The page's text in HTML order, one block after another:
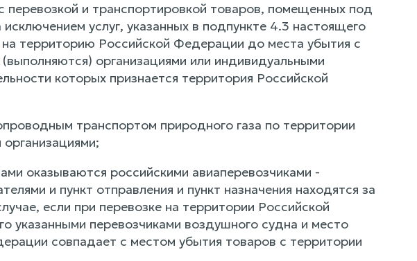
перевозкой и транспортировкой товаров, помещенных под
услуг, указанных в подпункте 4.3 настоящего
территорию Российской Федерации до места убытия с
организациями или индивидуальными
которых признается территория Российской
транспортом природного газа по территории
оказываются российскими авиаперевозчиками -
и пункт отправления и пункт назначения находятся за
если при перевозке на территории Российской
указанными перевозчиками воздушного судна и место
совпадает с местом убытия товаров с территории